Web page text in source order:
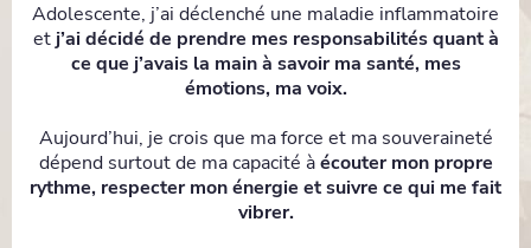
Adolescente, j’ai déclenché une maladie inflammatoire
et j’ai décidé de prendre mes responsabilités quant à
ce que j’avais la main à savoir ma santé, mes
émotions, ma voix.
Aujourd’hui, je crois que ma force et ma souveraineté
dépend surtout de ma capacité àécouter mon propre
rythme, respecter mon énergie et suivre ce qui me fait
vibrer.